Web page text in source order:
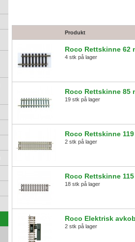
Produkt
Roco Rettskinne 62
4 stk på lager
Roco Rettskinne 85
19 stk på lager
Roco Rettskinne 119
2 stk på lager
Roco Rettskinne 115
18 stk på lager
Roco Elektrisk
2 stk på lager